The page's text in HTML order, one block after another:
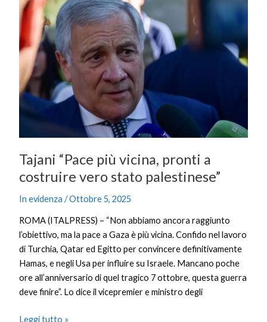
Tajani “Pace più vicina, pronti a
costruire vero stato palestinese”
In evidenza /Ottobre 5, 2025
ROMA (ITALPRESS) – “Non abbiamo ancora raggiunto
l’obiettivo, ma la pace a Gaza è più vicina. Confido nel lavoro
di Turchia, Qatar ed Egitto per convincere definitivamente
Hamas, e negli Usa per influire su Israele. Mancano poche
ore all’anniversario di quel tragico 7 ottobre, questa guerra
deve finire”. Lo dice il vicepremier e ministro degli
“Pace
più
vicina,
pronti
a
costruire
vero
palestinese”
Leggi tutto »